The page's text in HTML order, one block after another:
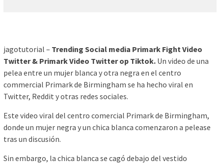
jagotutorial – Trending Social media Primark Fight Video
Twitter & Primark Video Twitter op Tiktok. Un video de una
pelea entre un mujer blanca y otra negra en el centro
commercial Primark de Birmingham se ha hecho viral en
Twitter, Reddit y otras redes sociales.
Este video viral del centro comercial Primark de Birmingham,
donde un mujer negra y un chica blanca comenzaron a pelease
tras un discusión.
Sin embargo, la chica blanca se cagó debajo del vestido